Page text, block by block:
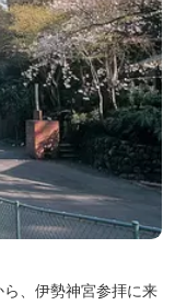
、伊勢神宮参拝に来